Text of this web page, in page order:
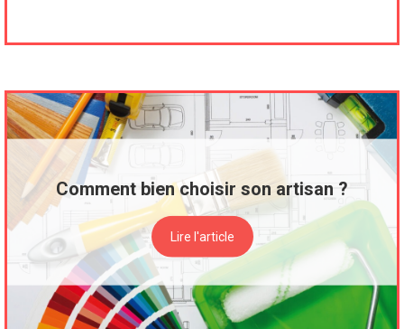
Comment bien choisir son artisan ?
Lire l'article